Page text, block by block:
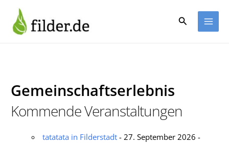
Inhalt
springen
Suchen
Gemeinschaftserlebnis
Kommende Veranstaltungen
tatatata in Filderstadt - 27. September 2026 -